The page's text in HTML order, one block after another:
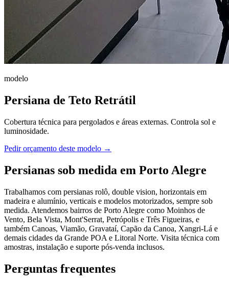
modelo
Persiana de Teto Retrátil
Cobertura técnica para pergolados e áreas externas. Controla sol e
luminosidade.
Pedir orçamento deste modelo →
Persianas sob medida em Porto Alegre
Trabalhamos com persianas rolô, double vision, horizontais em
madeira e alumínio, verticais e modelos motorizados, sempre sob
medida. Atendemos bairros de Porto Alegre como Moinhos de
Vento, Bela Vista, Mont'Serrat, Petrópolis e Três Figueiras, e
também Canoas, Viamão, Gravataí, Capão da Canoa, Xangri-Lá e
demais cidades da Grande POA e Litoral Norte. Visita técnica com
amostras, instalação e suporte pós-venda inclusos.
Perguntas frequentes